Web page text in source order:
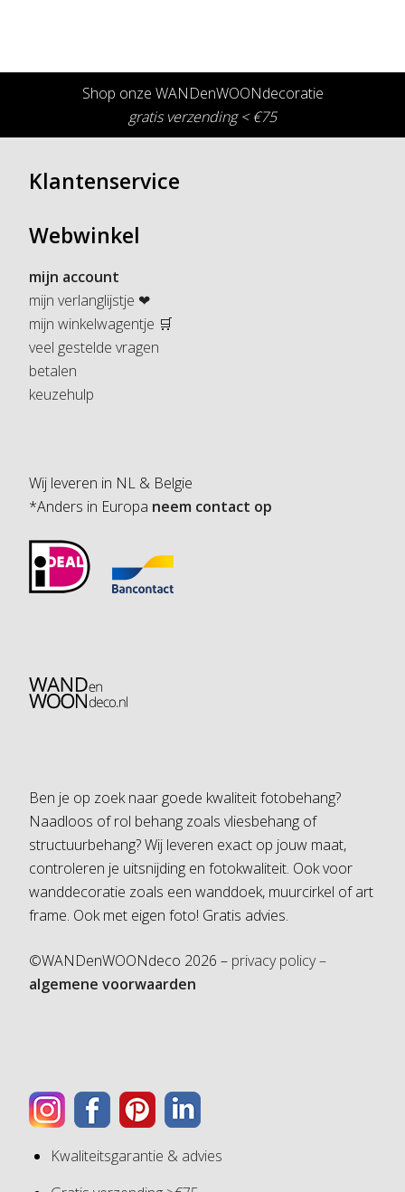
Shop onze WANDenWOONdecoratie
gratis verzending < €75
Klantenservice
Webwinkel
mijn account
mijn verlanglijstje ❤
mijn winkelwagentje 🛒
veel gestelde vragen
betalen
keuzehulp
Wij leveren in NL & Belgie
*Anders in Europa neem contact op
Ben je op zoek naar goede kwaliteit fotobehang?
Naadloos of rol behang zoals vliesbehang of
structuurbehang? Wij leveren exact op jouw maat,
controleren je uitsnijding en fotokwaliteit. Ook voor
wanddecoratie zoals een wanddoek, muurcirkel of art
frame. Ook met eigen foto! Gratis advies.
©WANDenWOONdeco 2026 – privacy policy –
algemene voorwaarden
Kwaliteitsgarantie & advies